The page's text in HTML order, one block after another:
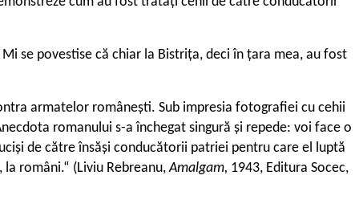
se povestise că chiar la Bistrița, deci în țara mea, au fost
armatelor românești. Sub impresia fotografiei cu cehii
romanului s-a închegat singură și repede: voi face o
de către însăși conducătorii patriei pentru care el luptă
români.“ (Liviu Rebreanu,Amalgam, 1943, Editura Socec,